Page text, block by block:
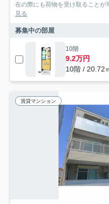
在の際にも荷物を受け取ることが
見る
募集中の部屋
10階
9.2万円
10階 / 20.72
賃貸マンション